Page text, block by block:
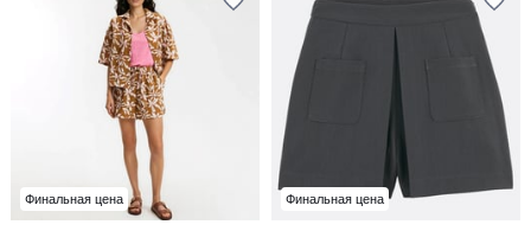
Финальная цена Финальная цена